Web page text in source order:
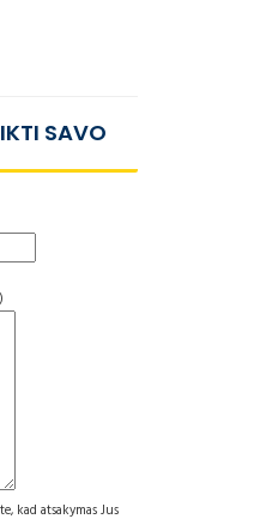
SAVO
kad atsakymas Jus